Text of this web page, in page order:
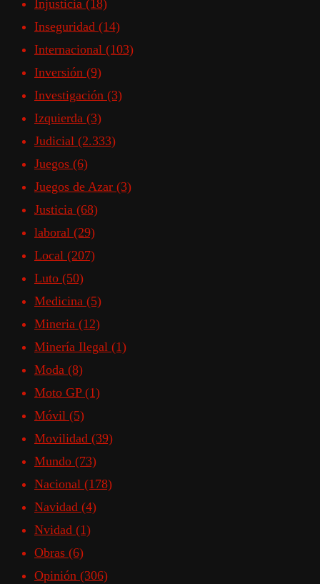
Injusticia (18)
Inseguridad (14)
Internacional (103)
Inversión (9)
Investigación (3)
Izquierda (3)
Judicial (2.333)
Juegos (6)
Juegos de Azar (3)
Justicia (68)
laboral (29)
Local (207)
Luto (50)
Medicina (5)
Mineria (12)
Minería Ilegal (1)
Moda (8)
Moto GP (1)
Móvil (5)
Movilidad (39)
Mundo (73)
Nacional (178)
Navidad (4)
Nvidad (1)
Obras (6)
Opinión (306)